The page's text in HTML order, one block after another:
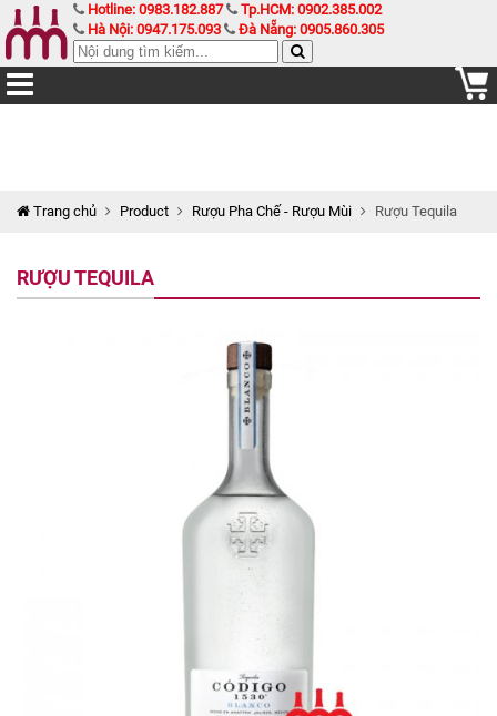
Hotline: 0983.182.887
Tp.HCM: 0902.385.002
Hà Nội: 0947.175.093
Đà Nẵng: 0905.860.305
Trang chủ Product Rượu Pha Chế - Rượu Mùi Rượu Tequila
RƯỢU TEQUILA